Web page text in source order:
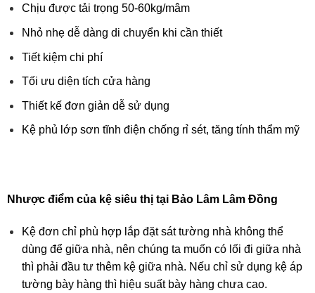
Chịu được tải trọng 50-60kg/mâm
Nhỏ nhẹ dễ dàng di chuyển khi cần thiết
Tiết kiệm chi phí
Tối ưu diện tích cửa hàng
Thiết kế đơn giản dễ sử dụng
Kệ phủ lớp sơn tĩnh điện chống rỉ sét, tăng tính thẩm mỹ
Nhược điểm của kệ siêu thị tại Bảo Lâm Lâm Đồng
Kệ đơn chỉ phù hợp lắp đặt sát tường nhà không thể
dùng để giữa nhà, nên chúng ta muốn có lối đi giữa nhà
thì phải đầu tư thêm kệ giữa nhà. Nếu chỉ sử dụng kệ áp
tường bày hàng thì hiệu suất bày hàng chưa cao.